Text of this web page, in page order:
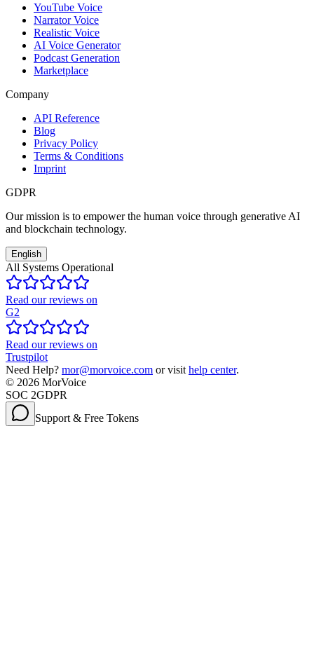
YouTube Voice
Narrator Voice
Realistic Voice
AI Voice Generator
Podcast Generation
Marketplace
Company
API Reference
Blog
Privacy Policy
Terms & Conditions
Imprint
GDPR
Our mission is to empower the human voice through generative AI
and blockchain technology.
English
All Systems Operational
Read our reviews on
G2
Read our reviews on
Trustpilot
Need Help? mor@morvoice.com or visit help center.
© 2026 MorVoice
SOC 2GDPR
Support & Free Tokens